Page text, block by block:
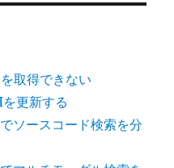
取得できない
更新する
ソースコード検索を分